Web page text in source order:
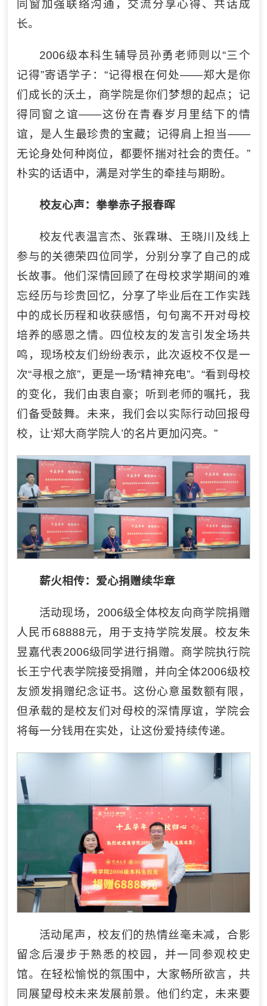
同窗加强联络沟通，交流分享心得、共话成
长。
2006级本科生辅导员孙勇老师则以“三个
记得”寄语学子：“记得根在何处——郑大是你
们成长的沃土，商学院是你们梦想的起点；记
得同窗之谊——这份在青春岁月里结下的情
谊，是人生最珍贵的宝藏；记得肩上担当——
无论身处何种岗位，都要怀揣对社会的责任。”
朴实的话语中，满是对学生的牵挂与期盼。
校友心声：拳拳赤子报春晖
校友代表温言杰、张霖琳、王晓川及线上
参与的关德荣四位同学，分别分享了自己的成
长故事。他们深情回顾了在母校求学期间的难
忘经历与珍贵回忆，分享了毕业后在工作实践
中的成长历程和收获感悟，句句离不开对母校
培养的感恩之情。四位校友的发言引发全场共
鸣，现场校友们纷纷表示，此次返校不仅是一
次“寻根之旅”，更是一场“精神充电”。“看到母校
的变化，我们由衷自豪；听到老师的嘱托，我
们备受鼓舞。未来，我们会以实际行动回报母
校，让‘郑大商学院人’的名片更加闪亮。”
薪火相传：爱心捐赠续华章
活动现场，2006级全体校友向商学院捐赠
人民币68888元，用于支持学院发展。校友朱
昱嘉代表2006级同学进行捐赠。商学院执行院
长王宁代表学院接受捐赠，并向全体2006级校
友颁发捐赠纪念证书。这份心意虽数额有限，
但承载的是校友们对母校的深情厚谊，学院会
将每一分钱用在实处，让这份爱持续传递。
活动尾声，校友们的热情丝毫未减，合影
留念后漫步于熟悉的校园，并一同参观校史
馆。在轻松愉悦的氛围中，大家畅所欲言，共
同展望母校未来发展前景。他们约定，未来要